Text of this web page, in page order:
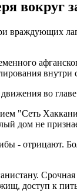
враждующих
внутри
во
"Сеть
дом не
- отрицают.
доступ к